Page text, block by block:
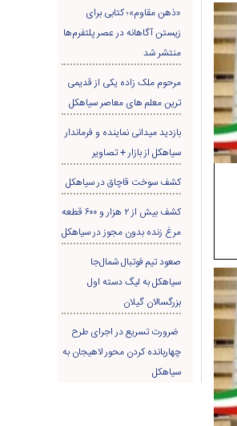
«ذهن مقاوم»؛ کتابی برای
زیستن آگاهانه در عصر پلتفرم‌ها
منتشر شد
مرحوم ملک زاده یکی از قدیمی
ترین معلم های معاصر سیاهکل
بازدید میدانی نماینده و فرماندار
سیاهکل از بازار + تصاویر
کشف سوخت قاچاق در سياهکل
کشف بیش از ۲ هزار و ۶۰۰ قطعه
مرغ زنده بدون مجوز در سیاهکل
صعود تیم فوتبال شمال‌جا‌
سیاهکل به لیگ دسته اول
بزرگسالان گیلان
ضرورت تسریع در اجرای طرح
چهاربانده کردن محور لاهیجان به
سیاهکل